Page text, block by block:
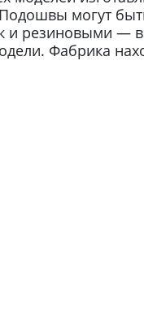
могут
и резиновыми —
Фабрика